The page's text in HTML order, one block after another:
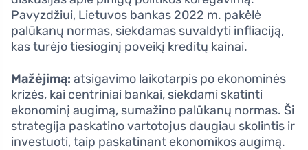
Pavyzdžiui, Lietuvos bankas 2022 m. pakėlė
palūkanų normas, siekdamas suvaldyti infliaciją,
kas turėjo tiesioginį poveikį kreditų kainai.
Mažėjimą: atsigavimo laikotarpis po ekonominės
krizės, kai centriniai bankai, siekdami skatinti
ekonominį augimą, sumažino palūkanų normas. Ši
strategija paskatino vartotojus daugiau skolintis ir
investuoti, taip paskatinant ekonomikos augimą.